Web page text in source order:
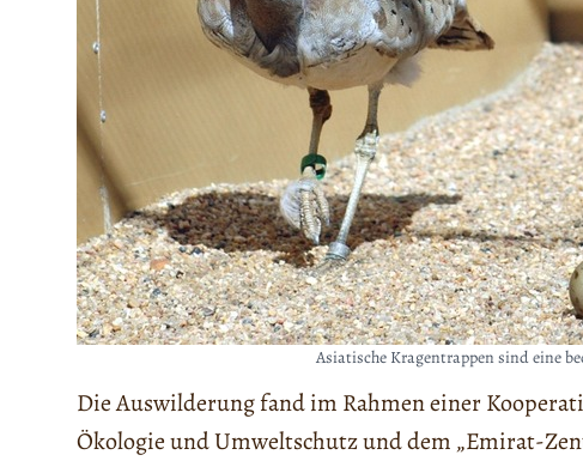
Asiatische Kragentrappen sind eine
Die Auswilderung fand im Rahmen einer
Ökologie und Umweltschutz und dem „Emirat-